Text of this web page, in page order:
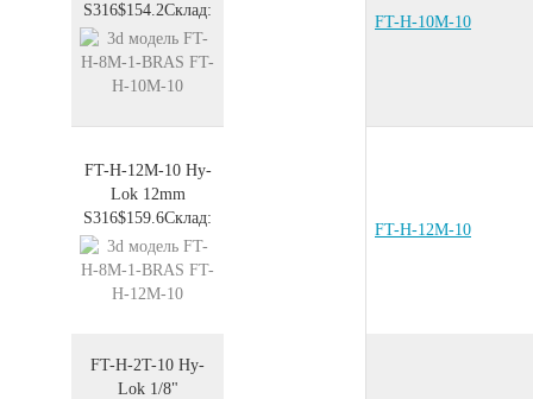
S316$154.2Склад:
FT-H-10M-10
FT-H-12M-10Hy-
Lok 12mm
S316$159.6Склад:
FT-H-12M-10
FT-H-2T-10 Hy-
Lok 1/8"